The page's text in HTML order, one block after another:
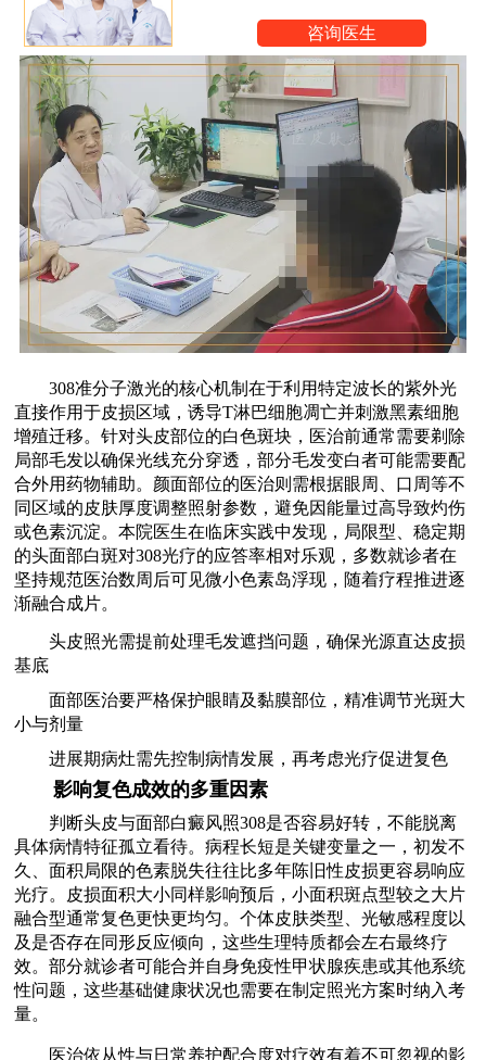
咨询医生
308准分子激光的核心机制在于利用特定波长的紫外光
直接作用于皮损区域，诱导T淋巴细胞凋亡并刺激黑素细胞
增殖迁移。针对头皮部位的白色斑块，医治前通常需要剃除
局部毛发以确保光线充分穿透，部分毛发变白者可能需要配
合外用药物辅助。颜面部位的医治则需根据眼周、口周等不
同区域的皮肤厚度调整照射参数，避免因能量过高导致灼伤
或色素沉淀。本院医生在临床实践中发现，局限型、稳定期
的头面部白斑对308光疗的应答率相对乐观，多数就诊者在
坚持规范医治数周后可见微小色素岛浮现，随着疗程推进逐
渐融合成片。
头皮照光需提前处理毛发遮挡问题，确保光源直达皮损
基底
面部医治要严格保护眼睛及黏膜部位，精准调节光斑大
小与剂量
进展期病灶需先控制病情发展，再考虑光疗促进复色
影响复色成效的多重因素
判断头皮与面部白癜风照308是否容易好转，不能脱离
具体病情特征孤立看待。病程长短是关键变量之一，初发不
久、面积局限的色素脱失往往比多年陈旧性皮损更容易响应
光疗。皮损面积大小同样影响预后，小面积斑点型较之大片
融合型通常复色更快更均匀。个体皮肤类型、光敏感程度以
及是否存在同形反应倾向，这些生理特质都会左右最终疗
效。部分就诊者可能合并自身免疫性甲状腺疾患或其他系统
性问题，这些基础健康状况也需要在制定照光方案时纳入考
量。
医治依从性与日常养护配合度对疗效有着不可忽视的影